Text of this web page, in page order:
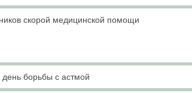
скорой медицинской помощи
борьбы с астмой